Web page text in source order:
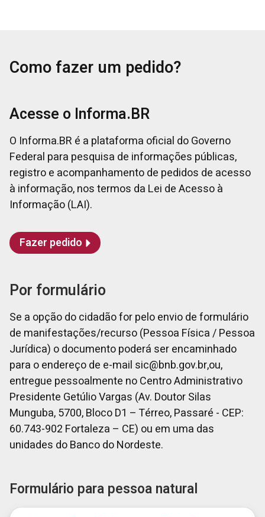
Como fazer um pedido?
Acesse o Informa.BR
O Informa.BR é a plataforma oficial do Governo
Federal para pesquisa de informações públicas,
registro e acompanhamento de pedidos de acesso
à informação, nos termos da Lei de Acesso à
Informação (LAI).
Fazer pedido
Por formulário
Se a opção do cidadão for pelo envio de formulário
de manifestações/recurso (Pessoa Física / Pessoa
Jurídica) o documento poderá ser encaminhado
para o endereço de e-mail sic@bnb.gov.br,ou,
entregue pessoalmente no Centro Administrativo
Presidente Getúlio Vargas (Av. Doutor Silas
Munguba, 5700, Bloco D1 – Térreo, Passaré - CEP:
60.743-902 Fortaleza – CE) ou em uma das
unidades do Banco do Nordeste.
Formulário para pessoa natural